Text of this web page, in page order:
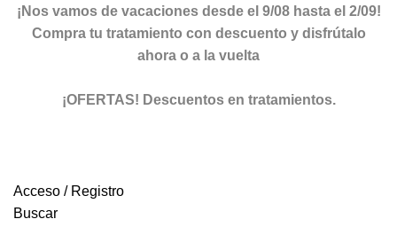
¡Nos vamos de vacaciones desde el 9/08 hasta el 2/09!
Compra tu tratamiento con descuento y disfrútalo
ahora o a la vuelta
¡OFERTAS! Descuentos en tratamientos.
Acceso / Registro
Buscar